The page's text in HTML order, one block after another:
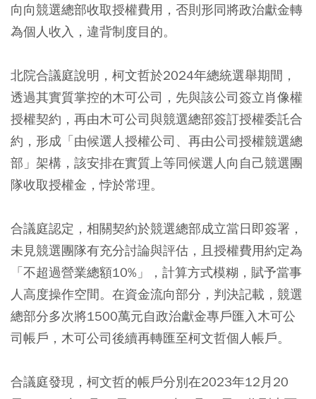
向向競選總部收取授權費用，否則形同將政治獻金轉
為個人收入，違背制度目的。
北院合議庭說明，柯文哲於2024年總統選舉期間，
透過其實質掌控的木可公司，先與該公司簽立肖像權
授權契約，再由木可公司與競選總部簽訂授權委託合
約，形成「由候選人授權公司、再由公司授權競選總
部」架構，該安排在實質上等同候選人向自己競選團
隊收取授權金，悖於常理。
合議庭認定，相關契約於競選總部成立當日即簽署，
未見競選團隊有充分討論與評估，且授權費用約定為
「不超過營業總額10%」，計算方式模糊，賦予當事
人高度操作空間。在資金流向部分，判決記載，競選
總部分多次將1500萬元自政治獻金專戶匯入木可公
司帳戶，木可公司後續再轉匯至柯文哲個人帳戶。
合議庭發現，柯文哲的帳戶分別在2023年12月20